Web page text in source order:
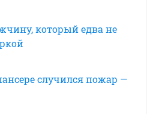
который едва не
случился пожар —